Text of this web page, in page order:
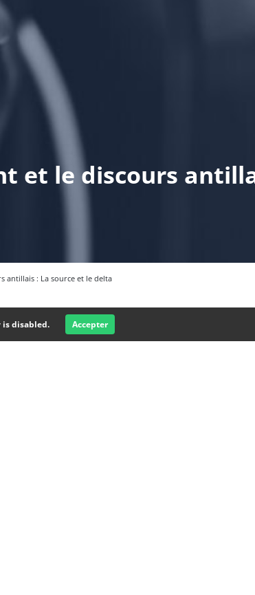
et le discours
antillais : La source et le delta
is disabled. Accepter